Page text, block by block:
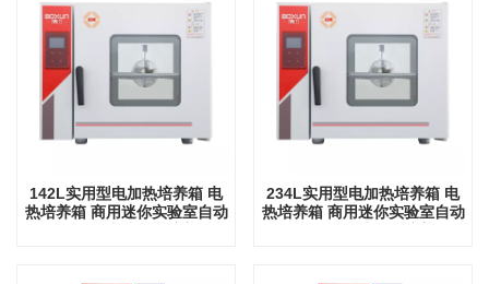
142L实用型电加热培养箱 电
热培养箱 商用迷你实验室自动
234L实用型电加热培养箱 电
热培养箱 商用迷你实验室自动